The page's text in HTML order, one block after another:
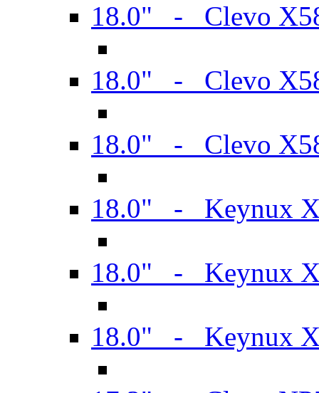
18.0" - Clevo
18.0" - Clevo
18.0" - Clevo
18.0" - Keynux
18.0" - Keynux
18.0" - Keynux